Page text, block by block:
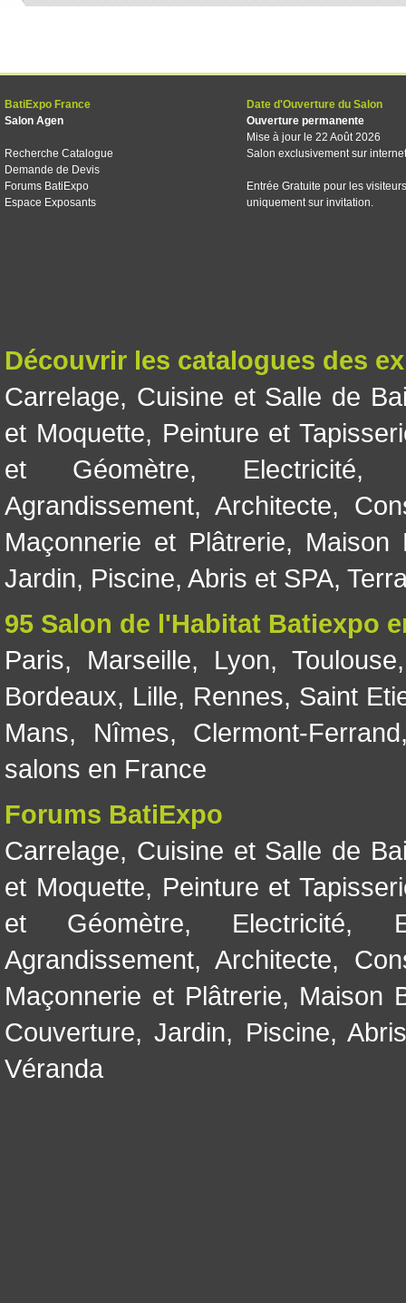
BatiExpo France
Salon Agen
Recherche Catalogue
Demande de Devis
Forums BatiExpo
Espace Exposants
Date d'Ouverture du Salon
Ouverture permanente
Mise à jour le 22 Août 2026
Salon exclusivement sur internet
Entrée Gratuite pour les visiteurs
uniquement sur invitation.
Découvrir les catalogues des
Carrelage, Cuisine et Salle de
et Moquette, Peinture et
et Géomètre, Electricité
Agrandissement, Architecte,
Maçonnerie et Plâtrerie, Maison
Jardin, Piscine, Abris et SPA,
95 Salon de l'Habitat Batiexpo
Paris, Marseille, Lyon, Toulouse
Bordeaux, Lille, Rennes, Saint
Mans, Nîmes, Clermont-Ferrand
salons en France
Forums BatiExpo
Carrelage, Cuisine et Salle de
et Moquette, Peinture et
et Géomètre, Electricité,
Agrandissement, Architecte,
Maçonnerie et Plâtrerie, Maison
Couverture,Jardin, Piscine,
Véranda